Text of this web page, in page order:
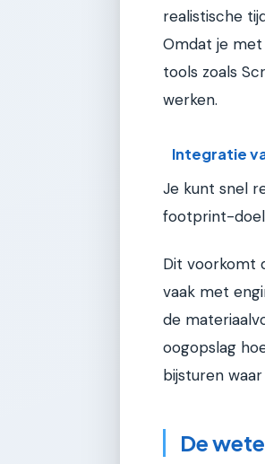
realistische
Omdat je met
tools zoals
werken.
Integratie
Je kunt snel
footprint-
Dit voorkomt
vaak met
de
oogopslag
bijsturen waar
De